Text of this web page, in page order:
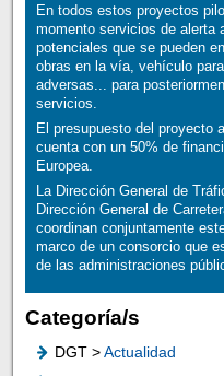
En todos estos proyectos
momento servicios de alerta
potenciales que se pueden
obras en la vía, vehículo
adversas... para
servicios.
El presupuesto del proyecto
cuenta con un 50% de
Europea.
La Dirección General de
Dirección General de
coordinan conjuntamente
marco de un consorcio que
de las administraciones
Categoría/s
DGT >Actualidad